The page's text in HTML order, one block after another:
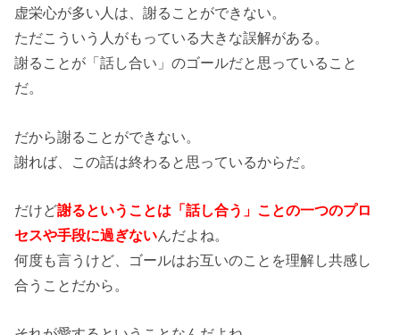
虚栄心が多い人は、謝ることができない。
ただこういう人がもっている大きな誤解がある。
謝ることが「話し合い」のゴールだと思っていること
だ。
だから謝ることができない。
謝れば、この話は終わると思っているからだ。
だけど謝るということは「話し合う」ことの一つのプロ
セスや手段に過ぎないんだよね。
何度も言うけど、ゴールはお互いのことを理解し共感し
合うことだから。